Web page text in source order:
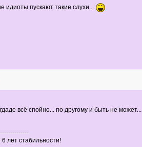
идиоты пускают такие слухи...
всё спойно... по другому и быть не может...
лет стабильности!